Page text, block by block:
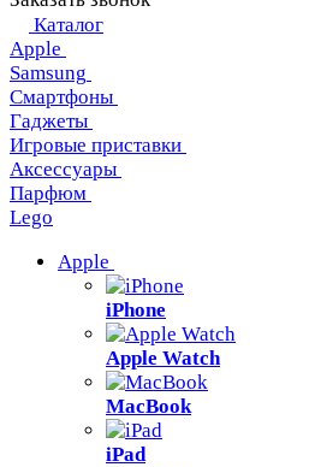
Каталог
Apple
Samsung
Смартфоны
Гаджеты
Игровые приставки
Аксессуары
Парфюм
Lego
Apple
iPhone
Apple Watch
MacBook
iPad